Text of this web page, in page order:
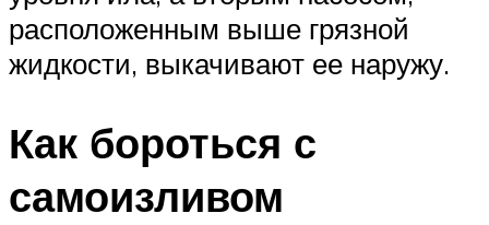
расположенным выше грязной
жидкости, выкачивают ее наружу.
Как бороться с
самоизливом